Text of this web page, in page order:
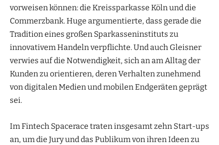
vorweisen können: die Kreissparkasse Köln und die
Commerzbank. Huge argumentierte, dass gerade die
Tradition eines großen Sparkasseninstituts zu
innovativem Handeln verpflichte. Und auch Gleisner
verwies auf die Notwendigkeit, sich an am Alltag der
Kunden zu orientieren, deren Verhalten zunehmend
von digitalen Medien und mobilen Endgeräten geprägt
sei.
Im Fintech Spacerace traten insgesamt zehn Start-ups
an, um die Jury und das Publikum von ihren Ideen zu